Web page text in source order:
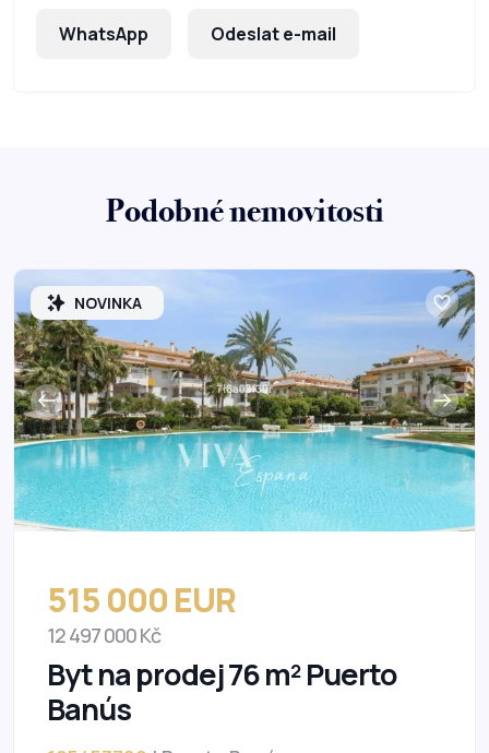
WhatsApp Odeslat e-mail
Podobné nemovitosti
NOVINKA
515 000 EUR
12 497 000 Kč
Byt na prodej 76 m² Puerto
Banús